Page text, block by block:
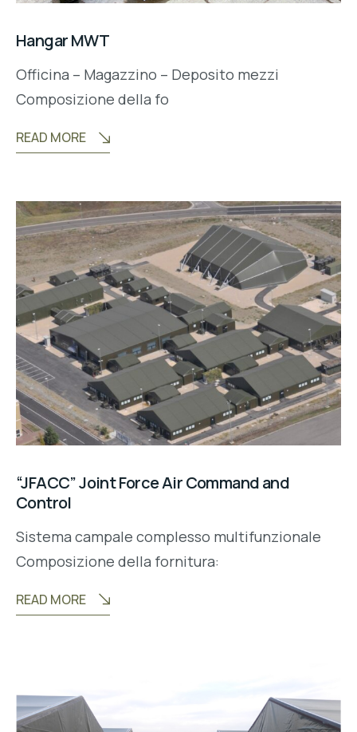
Hangar MWT
Officina – Magazzino – Deposito mezzi
Composizione della fo
READ MORE
“JFACC” Joint Force Air Command and
Control
Sistema campale complesso multifunzionale
Composizione della fornitura:
READ MORE